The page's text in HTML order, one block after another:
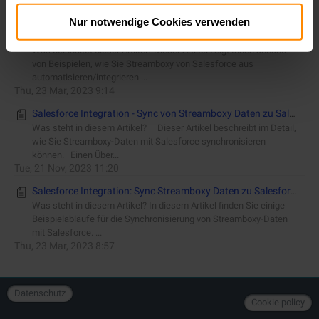
Nur notwendige Cookies verwenden
Salesforce Integration: Sync und Automatisiere Streamboxy von Salesforce - Flow Samples
Was beinhaltet dieser Artikel? Dieser Artikel zeigt Ihnen anhand
automatisieren/integrieren ...
Salesforce Integration - Sync von Streamboxy Daten zu Salesforce
Was steht in diesem Artikel? Dieser Artikel beschreibt im Detail,
wie Sie Streamboxy-Daten mit Salesforce synchronisieren
können. Einen Über...
Salesforce Integration: Sync Streamboxy Daten zu Salesforce - Flow Samples
Was steht in diesem Artikel? In diesem Artikel finden Sie einige
Beispielabläufe für die Synchronisierung von Streamboxy-Daten
mit Salesforce. ...
Cookie policy
Datenschutz